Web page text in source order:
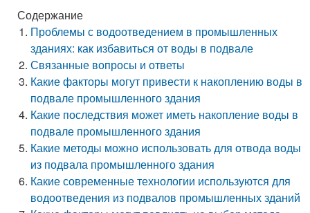
Содержание
Проблемы с водоотведением в промышленных
зданиях: как избавиться от воды в подвале
Связанные вопросы и ответы
Какие факторы могут привести к накоплению воды в
подвале промышленного здания
Какие последствия может иметь накопление воды в
подвале промышленного здания
Какие методы можно использовать для отвода воды
из подвала промышленного здания
Какие современные технологии используются для
водоотведения из подвалов промышленных зданий